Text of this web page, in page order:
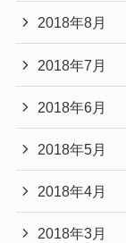
2018年8月
2018年7月
2018年6月
2018年5月
2018年4月
2018年3月